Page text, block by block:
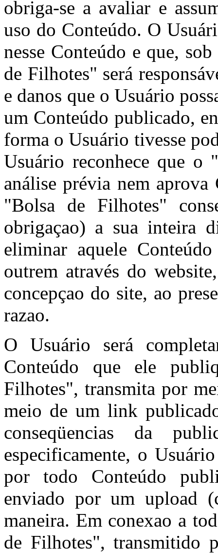
obriga-se a avaliar e
uso do Conteúdo. O
nesse Conteúdo e que,
de Filhotes" será
e danos que o Usuário
um Conteúdo publicado,
forma o Usuário tivesse
Usuário reconhece que o
análise prévia nem
"Bolsa de Filhotes"
obrigaçao) a sua inteira
eliminar aquele
outrem através do
concepçao do site, ao
razao.
O Usuário será
Conteúdo que ele
Filhotes", transmita por
meio de um link
conseqüencias da
especificamente, o
por todo Conteúdo
enviado por um upload
maneira. Em conexao a
de Filhotes", transmitido